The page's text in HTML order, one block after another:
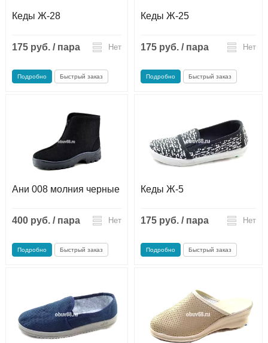
Кеды Ж-28
175 руб. / пара Нет
Подробно Быстрый заказ
Кеды Ж-25
175 руб. / пара Нет
Подробно Быстрый заказ
Ани 008 молния черные
400 руб. / пара Нет
Подробно Быстрый заказ
Кеды Ж-5
175 руб. / пара Нет
Подробно Быстрый заказ